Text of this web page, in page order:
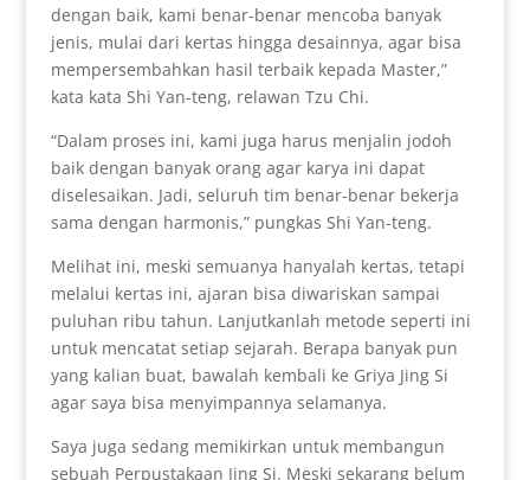
dengan baik, kami benar-benar mencoba banyak
jenis, mulai dari kertas hingga desainnya, agar bisa
mempersembahkan hasil terbaik kepada Master,”
kata kata Shi Yan-teng, relawan Tzu Chi.
“Dalam proses ini, kami juga harus menjalin jodoh
baik dengan banyak orang agar karya ini dapat
diselesaikan. Jadi, seluruh tim benar-benar bekerja
sama dengan harmonis,” pungkas Shi Yan-teng.
Melihat ini, meski semuanya hanyalah kertas, tetapi
melalui kertas ini, ajaran bisa diwariskan sampai
puluhan ribu tahun. Lanjutkanlah metode seperti ini
untuk mencatat setiap sejarah. Berapa banyak pun
yang kalian buat, bawalah kembali ke Griya Jing Si
agar saya bisa menyimpannya selamanya.
Saya juga sedang memikirkan untuk membangun
sebuah Perpustakaan Jing Si. Meski sekarang belum